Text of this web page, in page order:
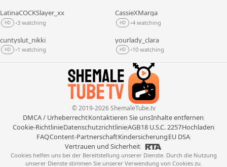
LatinaCOCKSlayer_xx
HD •3 watching
CassieXMarga
HD •4 watching
cuntyslut_nikki
HD •1 watching
yourlady_clara
HD •10 watching
© 2019-2026 ShemaleTube.tv
DMCA / UrheberrechtKontaktieren Sie unsInhalte entfernen
Cookie-RichtlinieDatenschutzrichtlinieAGB18 U.S.C. 2257Hochladen
FAQContent-PartnerschaftKindersicherungEU DSA
Vertrauen und Sicherheit
Cookies helfen uns bei der Bereitstellung unserer Dienste. Durch die Nutzung
unserer Dienste stimmen Sie unserer Verwendung von Cookies zu.